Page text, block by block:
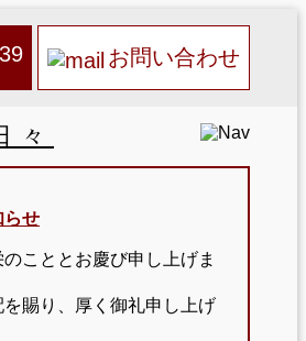
お問い合わせ
々
らせ
こととお慶び申し上げま
賜り、厚く御礼申し上げ